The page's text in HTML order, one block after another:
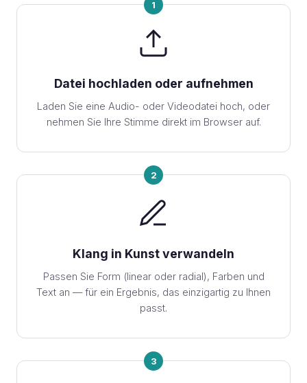
1
Datei hochladen oder aufnehmen
Laden Sie eine Audio- oder Videodatei hoch, oder
nehmen Sie Ihre Stimme direkt im Browser auf.
2
Klang in Kunst verwandeln
Passen Sie Form (linear oder radial), Farben und
Text an — für ein Ergebnis, das einzigartig zu Ihnen
passt.
3